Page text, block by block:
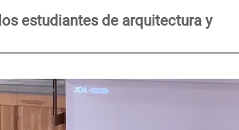
estudiantes de arquitectura y